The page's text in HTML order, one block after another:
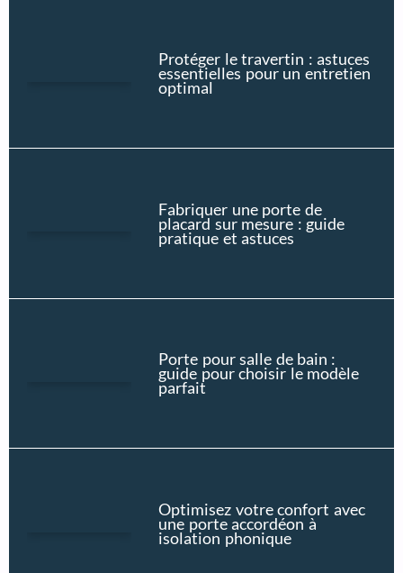
Protéger le travertin : astuces
essentielles pour un entretien
optimal
Fabriquer une porte de
placard sur mesure : guide
pratique et astuces
Porte pour salle de bain :
guide pour choisir le modèle
parfait
Optimisez votre confort avec
une porte accordéon à
isolation phonique